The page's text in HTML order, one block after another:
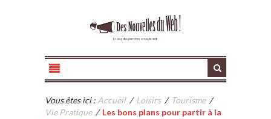
Vous êtes ici : Accueil / Loisirs / Tourisme /
Vie Pratique / Les bons plans pour partir à la